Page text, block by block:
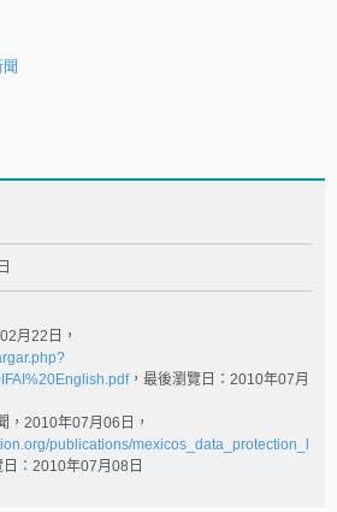
月22日，
，最後瀏覽日：2010年07月
，2010年07月06日，
publications/mexicos_data_protection_l
：2010年07月08日